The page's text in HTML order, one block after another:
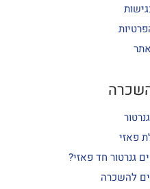
פאזי
גנרטור חד פאזי?
להשכרה